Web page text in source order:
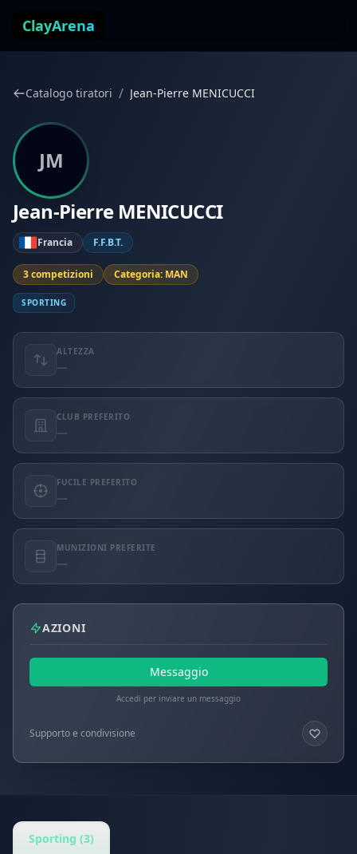
ClayArena
Catalogo tiratori / Jean-Pierre MENICUCCI
JM
Jean-Pierre MENICUCCI
Francia F.F.B.T.
3 competizioni Categoria: MAN
SPORTING
ALTEZZA
—
CLUB PREFERITO
—
FUCILE PREFERITO
—
MUNIZIONI PREFERITE
—
AZIONI
Messaggio
Accedi per inviare un messaggio
Supporto e condivisione
Sporting (3)